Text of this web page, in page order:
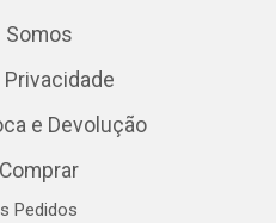
Somos
e Devolução
Pedidos